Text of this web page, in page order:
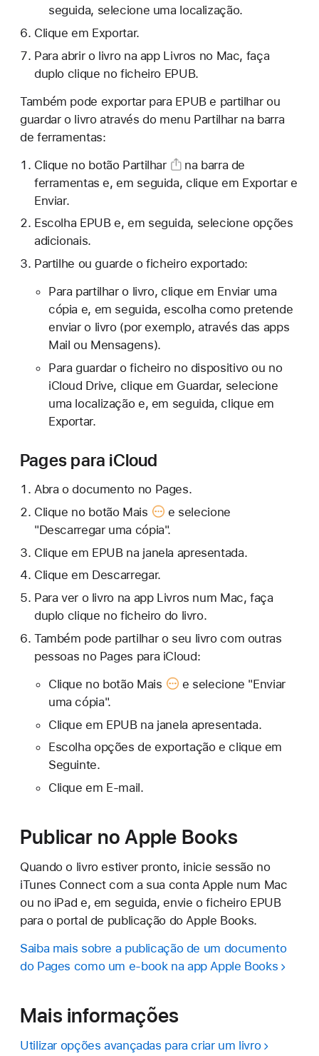
seguida, selecione uma localização.
Clique em Exportar.
Para abrir o livro na app Livros no Mac, faça
duplo clique no ficheiro EPUB.
Também pode exportar para EPUB e partilhar ou
guardar o livro através do menu Partilhar na barra
de ferramentas:
Clique no botão Partilhar
na barra de
ferramentas e, em seguida, clique em Exportar e
Enviar.
Escolha EPUB e, em seguida, selecione opções
adicionais.
Partilhe ou guarde o ficheiro exportado:
Para partilhar o livro, clique em Enviar uma
cópia e, em seguida, escolha como pretende
enviar o livro (por exemplo, através das apps
Mail ou Mensagens).
Para guardar o ficheiro no dispositivo ou no
iCloud Drive, clique em Guardar, selecione
uma localização e, em seguida, clique em
Exportar.
Pages para iCloud
Abra o documento no Pages.
Clique no botão Mais
e selecione
"Descarregar uma cópia".
Clique em EPUB na janela apresentada.
Clique em Descarregar.
Para ver o livro na app Livros num Mac, faça
duplo clique no ficheiro do livro.
Também pode partilhar o seu livro com outras
pessoas no Pages para iCloud:
Clique no botão Mais
e selecione "Enviar
uma cópia".
Clique em EPUB na janela apresentada.
Escolha opções de exportação e clique em
Seguinte.
Clique em E‑mail.
Publicar no Apple Books
Quando o livro estiver pronto, inicie sessão no
iTunes Connect com a sua conta Apple num Mac
ou no iPad e, em seguida, envie o ficheiro EPUB
para o portal de publicação do Apple Books.
Saiba mais sobre a publicação de um documento
do Pages como um e-book na app Apple Books
Mais informações
Utilizar opções avançadas para criar um livro